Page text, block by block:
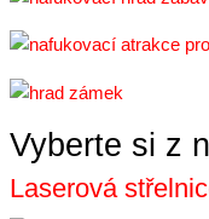
Vyberte si z
Laserová